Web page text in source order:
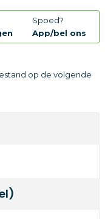
Spoed?
App/bel ons
op de volgende